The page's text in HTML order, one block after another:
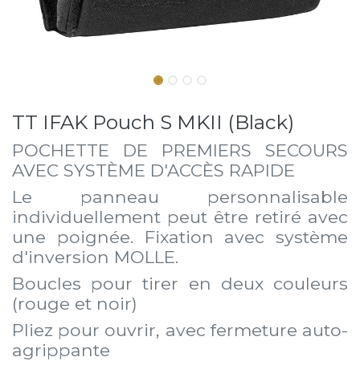
TT IFAK Pouch S MKII (Black)
POCHETTE DE PREMIERS SECOURS
AVEC SYSTÈME D'ACCÈS RAPIDE
Le panneau personnalisable
individuellement peut être retiré avec
une poignée. Fixation avec système
d'inversion MOLLE.
Boucles pour tirer en deux couleurs
(rouge et noir)
Pliez pour ouvrir, avec fermeture auto-
agrippante